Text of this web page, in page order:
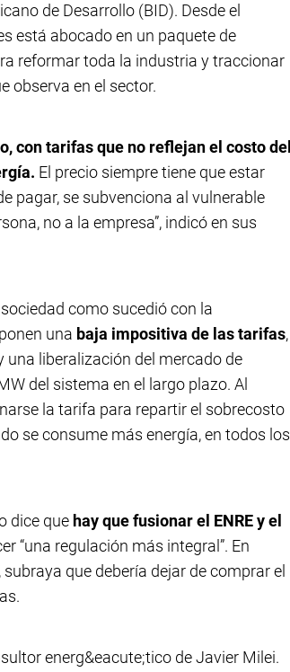
de Desarrollo (BID). Desde el
está abocado en un paquete de
reformar toda la industria y traccionar
observa en el sector.
con tarifas que no reflejan el costo del
El precio siempre tiene que estar
pagar, se subvenciona al vulnerable
no a la empresa”, indicó en sus
como sucedió con la
una baja impositiva de las tarifas,
una liberalización del mercado de
del sistema en el largo plazo. Al
la tarifa para repartir el sobrecosto
se consume más energía, en todos los
dice que hay que fusionar el ENRE y el
“una regulación más integral”. En
que debería dejar de comprar el